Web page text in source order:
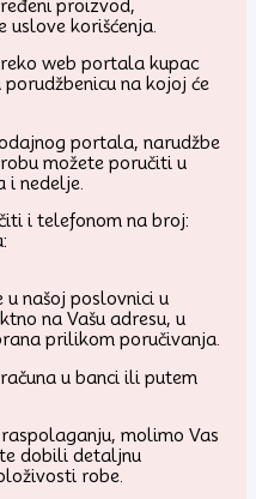
proizvod,
korišćenja.
web portala kupac
na kojoj će
portala, narudžbe
možete poručiti u
i nedelje.
i telefonom na broj:
u našoj poslovnici u
na Vašu adresu, u
prilikom poručivanja.
u banci ili putem
molimo Vas
dobili detaljnu
robe.